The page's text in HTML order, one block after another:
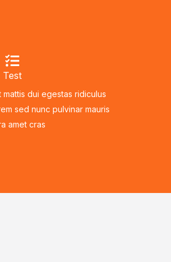
Test
dui egestas ridiculus
sed nunc pulvinar mauris
amet cras